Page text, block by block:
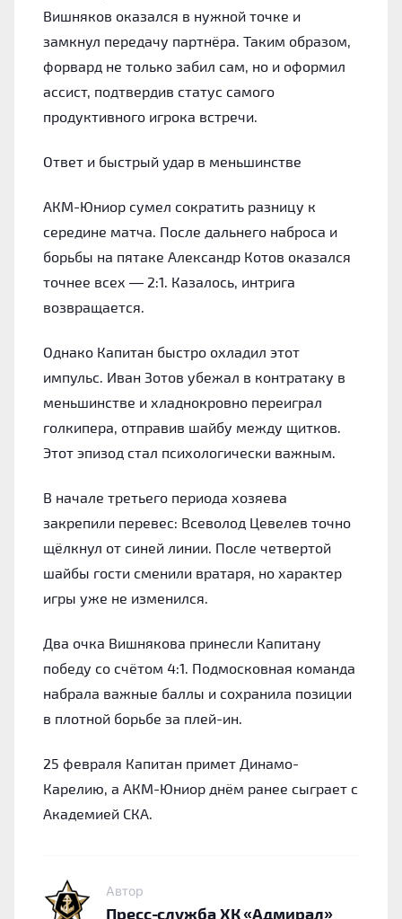
Вишняков оказался в нужной точке и
замкнул передачу партнёра. Таким образом,
форвард не только забил сам, но и оформил
ассист, подтвердив статус самого
продуктивного игрока встречи.
Ответ и быстрый удар в меньшинстве
АКМ-Юниор сумел сократить разницу к
середине матча. После дальнего наброса и
борьбы на пятаке Александр Котов оказался
точнее всех — 2:1. Казалось, интрига
возвращается.
Однако Капитан быстро охладил этот
импульс. Иван Зотов убежал в контратаку в
меньшинстве и хладнокровно переиграл
голкипера, отправив шайбу между щитков.
Этот эпизод стал психологически важным.
В начале третьего периода хозяева
закрепили перевес: Всеволод Цевелев точно
щёлкнул от синей линии. После четвертой
шайбы гости сменили вратаря, но характер
игры уже не изменился.
Два очка Вишнякова принесли Капитану
победу со счётом 4:1. Подмосковная команда
набрала важные баллы и сохранила позиции
в плотной борьбе за плей-ин.
25 февраля Капитан примет Динамо-
Карелию, а АКМ-Юниор днём ранее сыграет с
Академией СКА.
Автор
Пресс-служба ХК «Адмирал»